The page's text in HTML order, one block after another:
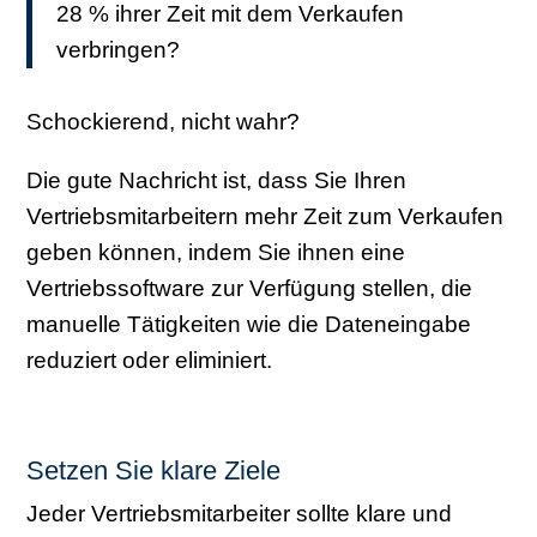
28 % ihrer Zeit mit dem Verkaufen
verbringen?
Schockierend, nicht wahr?
Die gute Nachricht ist, dass Sie Ihren
Vertriebsmitarbeitern mehr Zeit zum Verkaufen
geben können, indem Sie ihnen eine
Vertriebssoftware zur Verfügung stellen, die
manuelle Tätigkeiten wie die Dateneingabe
reduziert oder eliminiert.
Setzen Sie klare Ziele
Jeder Vertriebsmitarbeiter sollte klare und